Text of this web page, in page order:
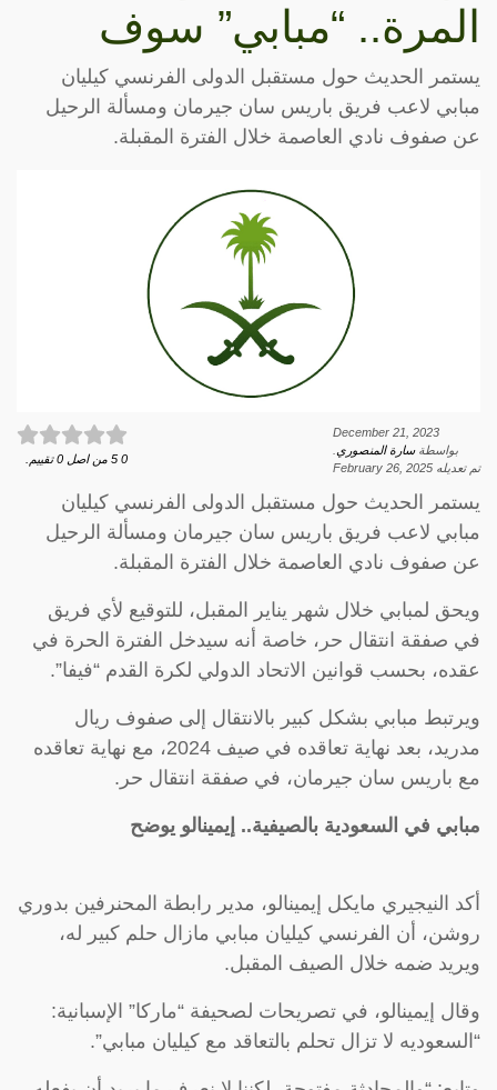
المرة.. “مبابي” سوف
يستمر الحديث حول مستقبل الدولى الفرنسي كيليان
مبابي لاعب فريق باريس سان جيرمان ومسألة الرحيل
عن صفوف نادي العاصمة خلال الفترة المقبلة.
December 21, 2023
بواسطةسارة المنصوري
تم تعديله February 26, 2025
0
5 من اصل 0 تقييم.
يستمر الحديث حول مستقبل الدولى الفرنسي كيليان
مبابي لاعب فريق باريس سان جيرمان ومسألة الرحيل
عن صفوف نادي العاصمة خلال الفترة المقبلة.
ويحق لمبابي خلال شهر يناير المقبل، للتوقيع لأي فريق
في صفقة انتقال حر، خاصة أنه سيدخل الفترة الحرة في
عقده، بحسب قوانين الاتحاد الدولي لكرة القدم “فيفا”.
ويرتبط مبابي بشكل كبير بالانتقال إلى صفوف ريال
مدريد، بعد نهاية تعاقده في صيف 2024، مع نهاية تعاقده
مع باريس سان جيرمان، في صفقة انتقال حر.
مبابي في السعودية بالصيفية.. إيمينالو يوضح
أكد النيجيري مايكل إيمينالو، مدير رابطة المحنرفين بدوري
روشن، أن الفرنسي كيليان مبابي مازال حلم كبير له،
ويريد ضمه خلال الصيف المقبل.
وقال إيمينالو، في تصريحات لصحيفة “ماركا” الإسبانية:
“السعوديه لا تزال تحلم بالتعاقد مع كيليان مبابي”.